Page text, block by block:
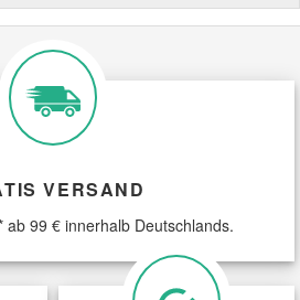
VERSAND
ab 99 € innerhalb Deutschlands.